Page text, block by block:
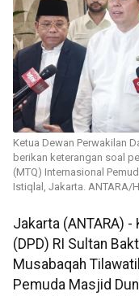
Ketua Dewan Perwakilan
berikan keterangan soal
(MTQ) Internasional
Istiqlal, Jakarta. ANTARA/
Jakarta (ANTARA) -
(DPD) RI Sultan
Musabaqah
Pemuda Masjid